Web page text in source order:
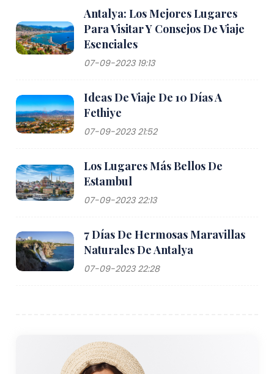
Antalya: Los Mejores Lugares
Para Visitar Y Consejos De Viaje
Esenciales
07-09-2023 19:13
Ideas De Viaje De 10 Días A
Fethiye
07-09-2023 21:52
Los Lugares Más Bellos De
Estambul
07-09-2023 22:13
7 Días De Hermosas Maravillas
Naturales De Antalya
07-09-2023 22:28